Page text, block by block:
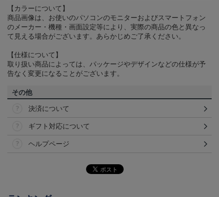
【カラーについて】
商品画像は、お使いのパソコンのモニターおよびスマートフォン
のメーカー・機種・画面設定等により、実際の商品の色と異なっ
て見える場合がございます。あらかじめご了承ください。
【仕様について】
取り扱い商品によっては、パッケージやデザインなどの仕様が予
告なく変更になることがございます。
その他
決済について
ギフト対応について
ヘルプページ